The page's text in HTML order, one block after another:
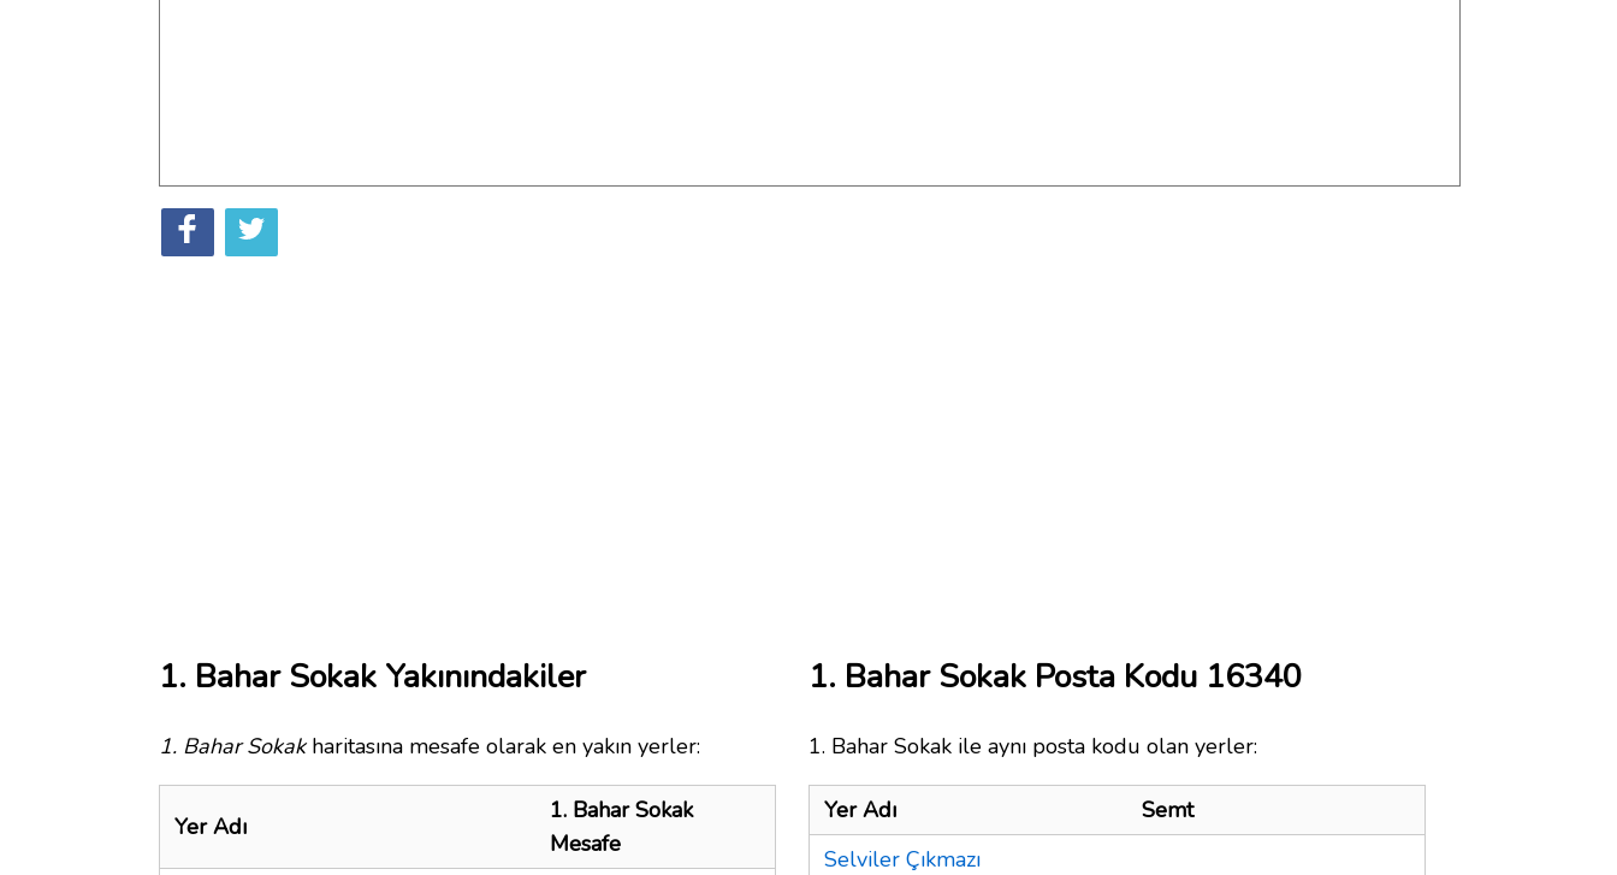
1. Bahar Sokak Yakınındakiler
1. Bahar Sokakharitasına mesafe olarak en yakın yerler:
Yer Adı
1. Bahar Sokak
Mesafe
1. Bahar Sokak Posta Kodu 16340
1. Bahar Sokak ile aynı posta kodu olan yerler:
Yer Adı
Semt
Selviler Çıkmazı